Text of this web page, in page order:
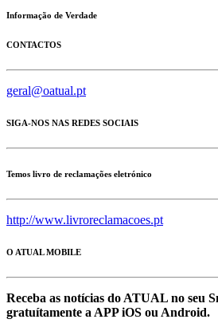
Informação de Verdade
CONTACTOS
geral@oatual.pt
SIGA-NOS NAS REDES SOCIAIS
Temos livro de reclamações eletrónico
http://www.livroreclamacoes.pt
O ATUAL MOBILE
Receba as notícias do ATUAL no seu
gratuítamente a APP iOS ou Android.